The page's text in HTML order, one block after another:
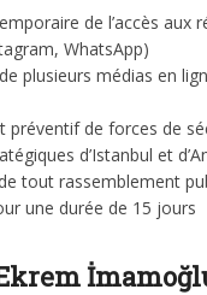
de l’accès aux
WhatsApp)
plusieurs médias en
préventif de forces de
d’Istanbul et
tout rassemblement
une durée de 15 jours